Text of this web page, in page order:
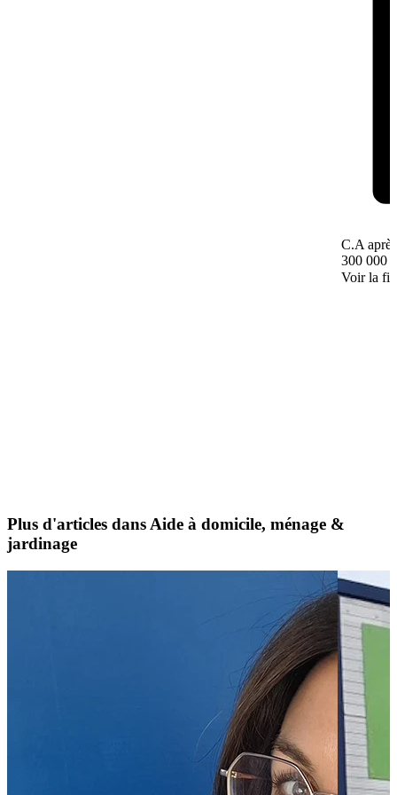
C.A
300 000 €
Voir la
Plus d'articles dans Aide à domicile, ménage &
jardinage